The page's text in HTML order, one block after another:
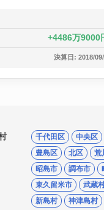
4486万9000
決算日: 2018/
千代田区 中央区
豊島区
北区 荒
昭島市
調布市
東久留米市
武蔵
新島村
神津島村